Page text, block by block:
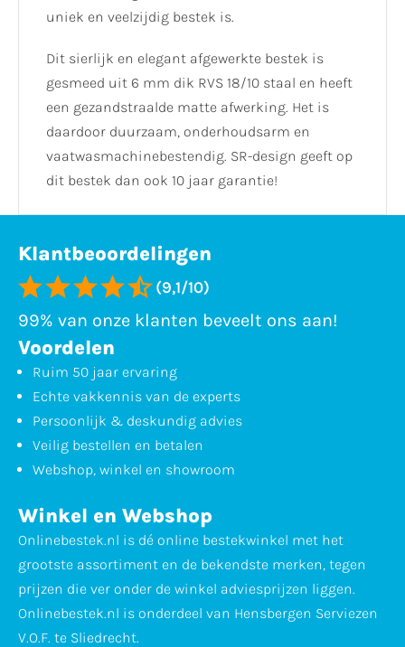
uniek en veelzijdig bestek is.
Dit sierlijk en elegant afgewerkte bestek is
gesmeed uit 6 mm dik RVS 18/10 staal en heeft
een gezandstraalde matte afwerking. Het is
daardoor duurzaam, onderhoudsarm en
vaatwasmachinebestendig. SR-design geeft op
dit bestek dan ook 10 jaar garantie!
Klantbeoordelingen
(9,1/10)
99% van onze klanten beveelt ons aan!
Voordelen
Ruim 50 jaar ervaring
Echte vakkennis van de experts
Persoonlijk & deskundig advies
Veilig bestellen en betalen
Webshop, winkel en showroom
Winkel en Webshop
Onlinebestek.nl is dé online bestekwinkel met het
grootste assortiment en de bekendste merken, tegen
prijzen die ver onder de winkel adviesprijzen liggen.
Onlinebestek.nl is onderdeel van Hensbergen Serviezen
V.O.F. te Sliedrecht.